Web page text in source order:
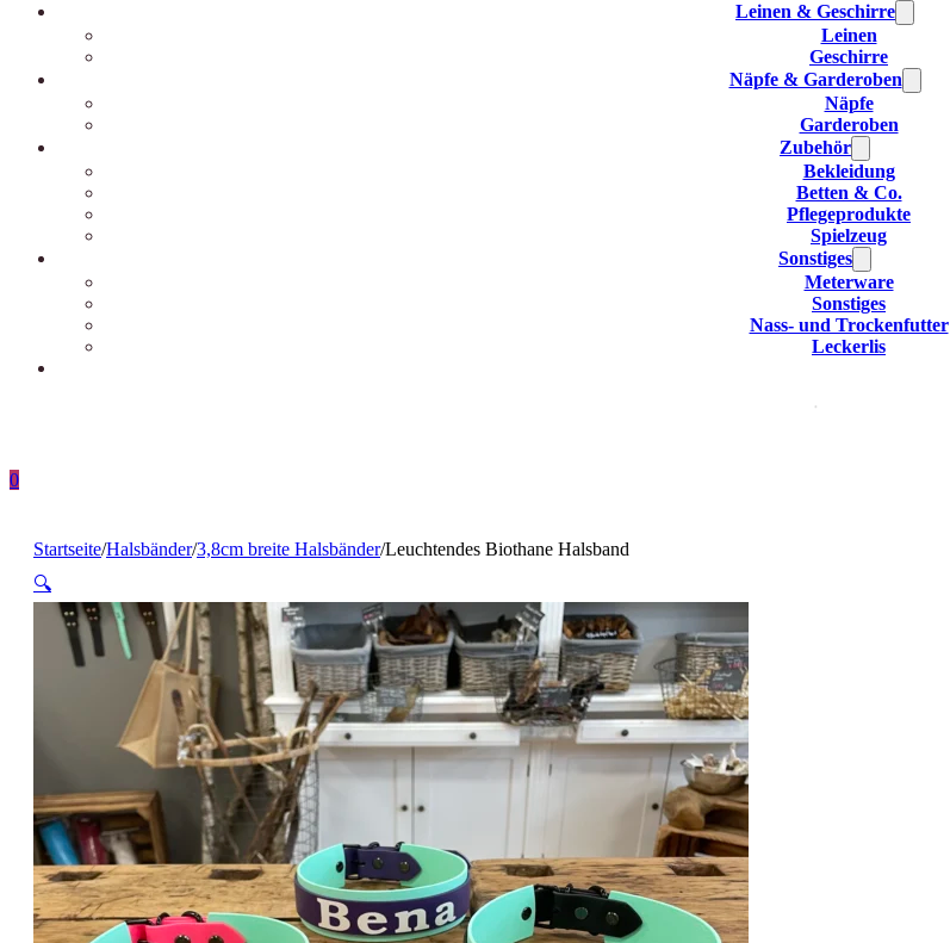
Leinen & Geschirre
Leinen
Geschirre
Näpfe & Garderoben
Näpfe
Garderoben
Zubehör
Bekleidung
Betten & Co.
Pflegeprodukte
Spielzeug
Sonstiges
Meterware
Sonstiges
Nass- und Trockenfutter
Leckerlis
0
Startseite/Halsbänder/3,8cm breite Halsbänder/Leuchtendes Biothane Halsband
🔍